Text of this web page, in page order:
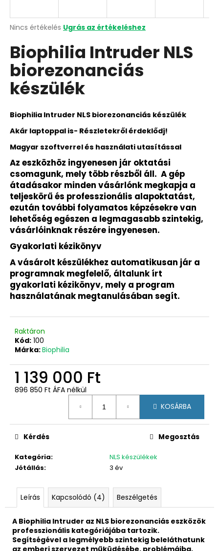
A
átlagos
értékelése
5-
ből
0,0
csillag.
Nincs értékelés Ugrás az értékeléshez
Biophilia Intruder NLS
biorezonanciás
készülék
Biophilia Intruder NLS biorezonanciás készülék
Akár laptoppal is- Részletekről érdeklődj!
Magyar szoftverrel és használati utasítással
Az eszközhöz ingyenesen jár oktatási
csomagunk, mely több részből áll. A gép
átadásakor minden vásárlónk megkapja a
teljeskörű és professzionális alapoktatást,
ezután további folyamatos képzésekre van
lehetőség egészen a legmagasabb szintekig,
vásárlóinknak részére ingyenesen.
Gyakorlati kézikönyv
A vásárolt készülékhez automatikusan jár a
programnak megfelelő, általunk írt
gyakorlati kézikönyv, mely a program
használatának megtanulásában segít.
Raktáron
Kód: 100
Márka:Biophilia
1 139 000 Ft
896 850 Ft ÁFA nélkül
KOSÁRBA
Kategória:
NLS készülékek
Jótállás: 3 év
Kérdés Megosztás
Leírás Kapcsolódó (4) Beszélgetés
A Biophilia Intruder az NLS biorezonanciás eszközök
professzionális kategóriájába tartozik.
Segítségével a legmélyebb szintekig beleláthatunk
az emberi szervezet műküdésébe, problémáiba.